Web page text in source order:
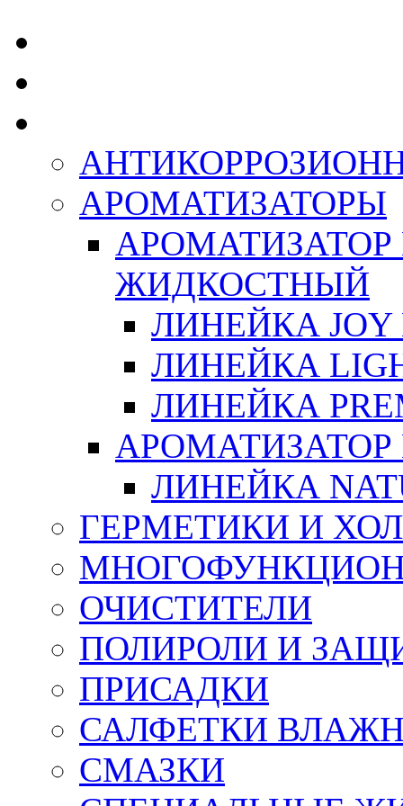
АРОМАТИЗАТОРЫ
ЖИДКОСТНЫЙ
ЛИНЕЙКА JOY
ЛИНЕЙКА
ЛИНЕЙКА
ЛИНЕЙКА
ГЕРМЕТИКИ И
ОЧИСТИТЕЛИ
ПОЛИРОЛИ И
ПРИСАДКИ
САЛФЕТКИ
СМАЗКИ